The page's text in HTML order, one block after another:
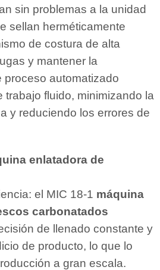
sin problemas a la unidad
sellan herméticamente
de costura de alta
y mantener la
proceso automatizado
trabajo fluido, minimizando la
y reduciendo los errores de
enlatadora de
el MIC 18-1 máquina
carbonatados
de llenado constante y
de producto, lo que lo
a gran escala.